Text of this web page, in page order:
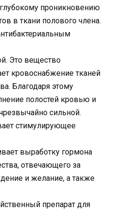
проникновению
в ткани полового члена.
Это вещество
кровоснабжение тканей
Благодаря этому
полостей кровью и
сильной.
стимулирующее
выработку гормона
отвечающего за
и желание, а также
препарат для